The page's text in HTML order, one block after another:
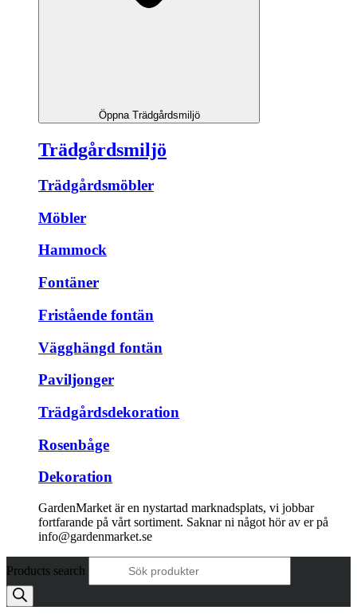
Öppna Trädgårdsmiljö
Trädgårdsmiljö
Trädgårdsmöbler
Möbler
Hammock
Fontäner
Fristående fontän
Vägghängd fontän
Paviljonger
Trädgårdsdekoration
Rosenbåge
Dekoration
GardenMarket är en nystartad marknadsplats, vi jobbar
fortfarande på vårt sortiment. Saknar ni något hör av er på
info@gardenmarket.se
Products search